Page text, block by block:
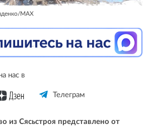
MAX
нас в
Телеграм
из Сясьстроя представлено от